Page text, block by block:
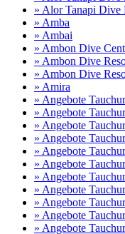
» Alor Tanapi Dive
» Amba
» Ambai
» Ambon Dive
» Ambon Dive
» Ambon Dive
» Amira
» Angebote
» Angebote
» Angebote
» Angebote
» Angebote
» Angebote
» Angebote
» Angebote
» Angebote
» Angebote
» Angebote